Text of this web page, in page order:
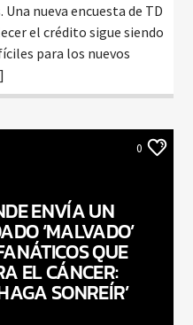
nueva encuesta de TD
el crédito sigue siendo
para los nuevos
0
ENVÍA UN
‘MALVADO’
QUE
EL CÁNCER:
SONREÍR’